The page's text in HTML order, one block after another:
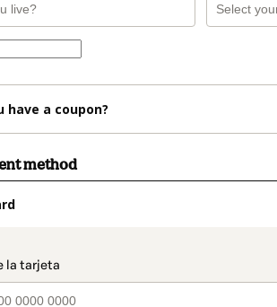
have a coupon?
method